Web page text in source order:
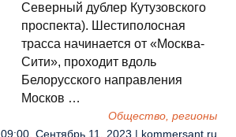
Северный дублер Кутузовского
проспекта). Шестиполосная
трасса начинается от «Москва-
Сити», проходит вдоль
Белорусского направления
Москов …
Общество, регионы
09:00, Сентябрь 11, 2023 | kommersant.ru